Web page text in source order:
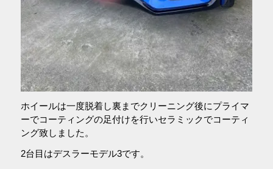
ホイールは一度脱着し裏までクリーニング後にプライマ
ーでコーティングの足付けを行いセラミックでコーティ
ング致しました。
2台目はデスラーモデル3です。